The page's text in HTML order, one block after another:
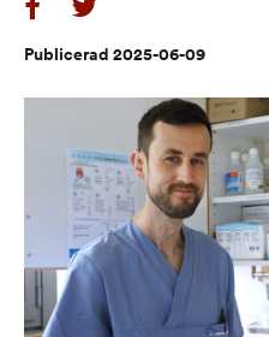
Publicerad 2025-06-09